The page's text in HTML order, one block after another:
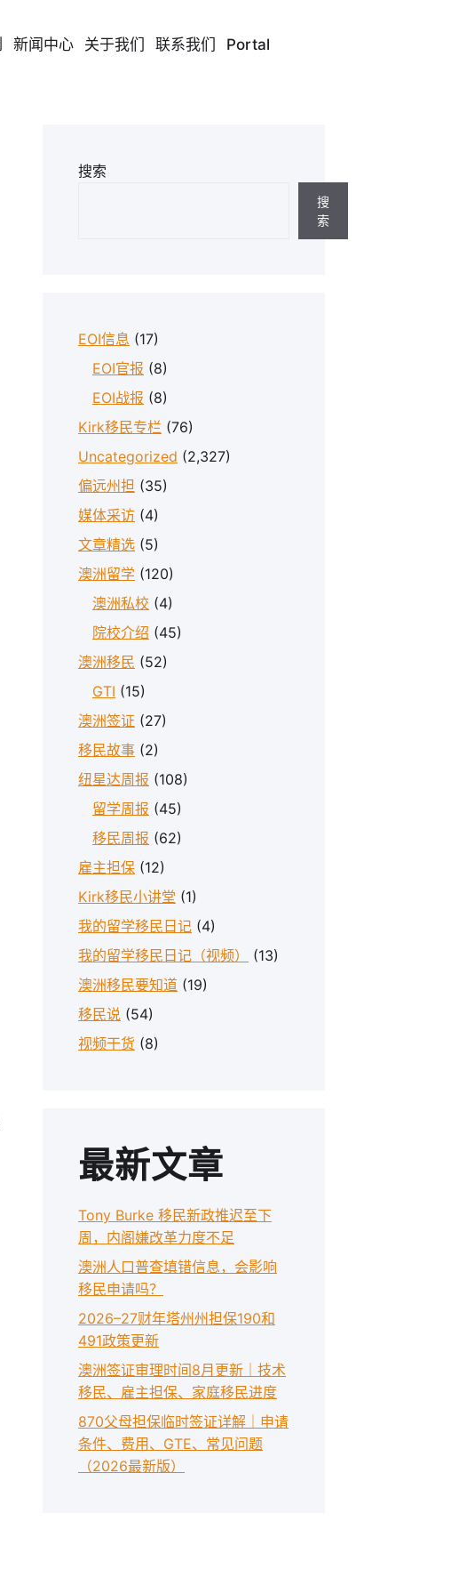
新闻中心 关于我们 联系我们 Portal
搜索
搜
索
EOI信息 (17)
EOI官报 (8)
EOI战报 (8)
Kirk移民专栏 (76)
Uncategorized (2,327)
偏远州担 (35)
媒体采访 (4)
文章精选 (5)
澳洲留学 (120)
澳洲私校 (4)
院校介绍 (45)
澳洲移民 (52)
GTI (15)
澳洲签证 (27)
移民故事 (2)
纽星达周报 (108)
留学周报 (45)
移民周报 (62)
雇主担保 (12)
Kirk移民小讲堂 (1)
我的留学移民日记 (4)
我的留学移民日记（视频）
(13)
澳洲移民要知道 (19)
移民说 (54)
视频干货 (8)
最新文章
Tony Burke 移民新政推迟至下
周，内阁嫌改革力度不足
澳洲人口普查填错信息，会影响
移民申请吗？
2026–27财年塔州州担保190和
491政策更新
澳洲签证审理时间8月更新｜技术
移民、雇主担保、家庭移民进度
870父母担保临时签证详解｜申请
条件、费用、GTE、常见问题
（2026最新版）